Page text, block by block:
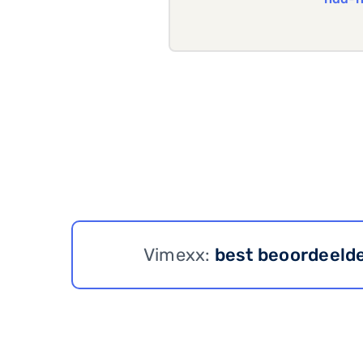
Vimexx: best